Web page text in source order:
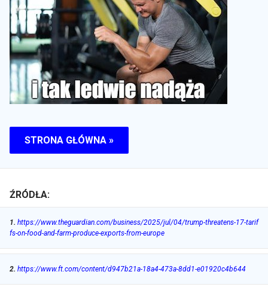
STRONA GŁÓWNA »
ŹRÓDŁA:
1. https://www.theguardian.com/business/2025/jul/04/trump-threatens-17-tarif
fs-on-food-and-farm-produce-exports-from-europe
2. https://www.ft.com/content/d947b21a-18a4-473a-8dd1-e01920c4b644